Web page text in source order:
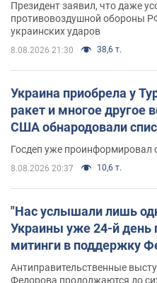
Президент заявил, что даже
противовоздушной обороны
украинских ударов
8.08.2026 21:30 38,6 т.
Украина приобрела у
ракет и многое другое
США обнародовали
Госдеп уже проинформировал
8.08.2026 20:37 10,6 т.
"Нас услышали лишь
Украины уже 24-й день
митинги в поддержку
Антиправительственные
Федорова продолжаются до